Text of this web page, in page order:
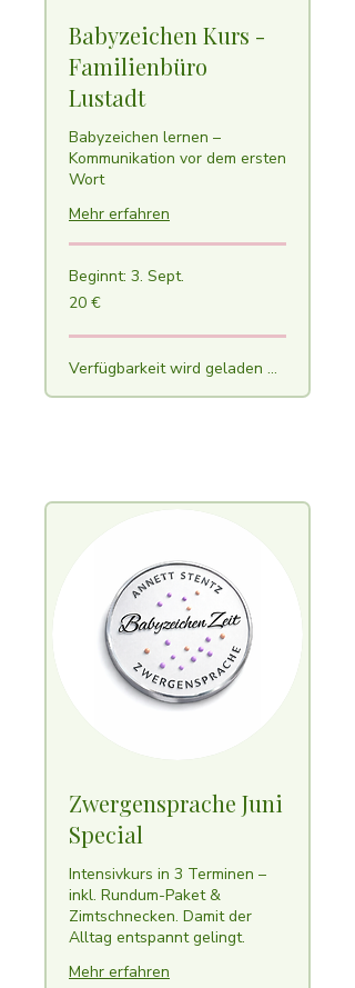
Babyzeichen Kurs -
Familienbüro
Lustadt
Babyzeichen lernen –
Kommunikation vor dem ersten
Wort
Mehr erfahren
Beginnt: 3. Sept.
20
Euro
20 €
Verfügbarkeit wird geladen ...
Zwergensprache Juni
Special
Intensivkurs in 3 Terminen –
inkl. Rundum-Paket &
Zimtschnecken. Damit der
Alltag entspannt gelingt.
Mehr erfahren